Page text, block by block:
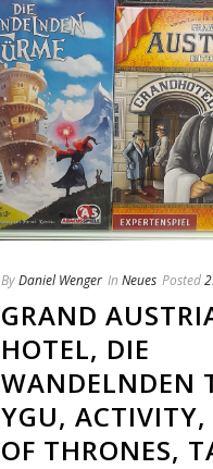
ByDaniel Wenger In Neues Posted
GRAND
HOTEL, DIE
WANDELNDEN
YGU, ACTIVITY,
OF THRONES,